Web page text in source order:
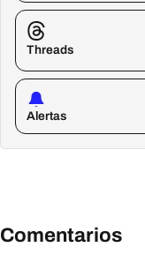
Threads
Alertas
Comentarios